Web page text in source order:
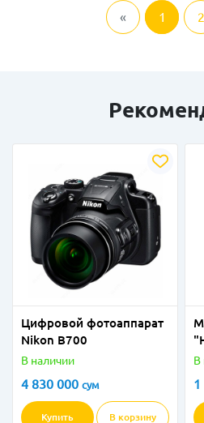
« 1 2
Цифровой фотоаппарат
Nikon B700
В наличии
4 830 000 сум
Купить В корзину
В
1